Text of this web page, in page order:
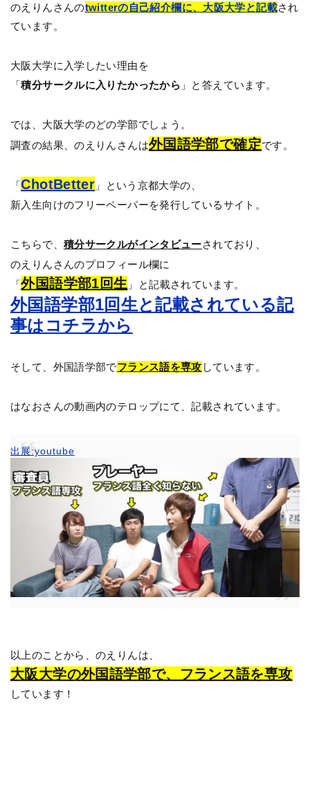
のえりんさんのtwitterの自己紹介欄に、大阪大学と記載され
ています。
大阪大学に入学したい理由を
「積分サークルに入りたかったから 」と答えています。
では、大阪大学のどの学部でしょう。
調査の結果、のえりんさんは外国語学部で確定です。
「ChotBetter 」という京都大学の、
新入生向けのフリーペーパーを発行しているサイト。
こちらで、 積分サークルがインタビューされており、
のえりんさんのプロフィール欄に
「外国語学部1回生 」と記載されています。
外国語学部1回生と記載されている記
事はコチラから
そして、外国語学部でフランス語を専攻 しています。
はなおさんの動画内のテロップにて、記載されています。
出展:youtube
以上のことから、のえりんは、
大阪大学の外国語学部で、フランス語を専攻
しています！